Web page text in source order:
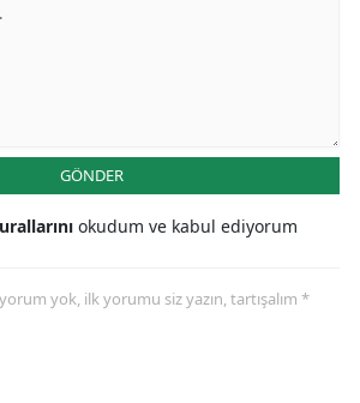
GÖNDER
okudum ve kabul ediyorum
yok, ilk yorumu siz yazın, tartışalım *